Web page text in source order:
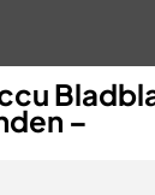
–